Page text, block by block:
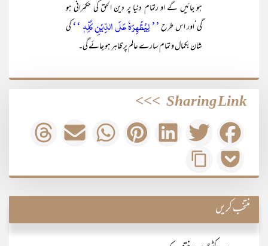
ہو جائیں گے او رتمام دنیا پر دین الحق کی حکمرانی ہو
گی‘اور اس طرح’’ لِیُظۡہِرَہٗ عَلَی الدِّیۡنِ کُلِّہٖ ‘‘کی
شان بکمال و تمام سارے عالم پر ظاہر ہو جائے گی۔
Sharing Link
>>>
منتخب کریں